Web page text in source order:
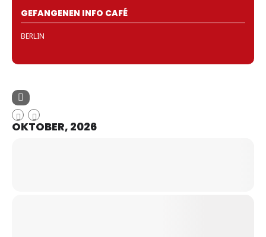
GEFANGENEN INFO CAFÉ
BERLIN
OKTOBER, 2026